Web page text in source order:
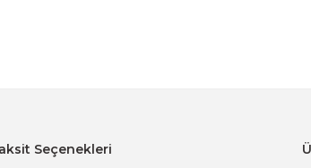
Seçenekleri